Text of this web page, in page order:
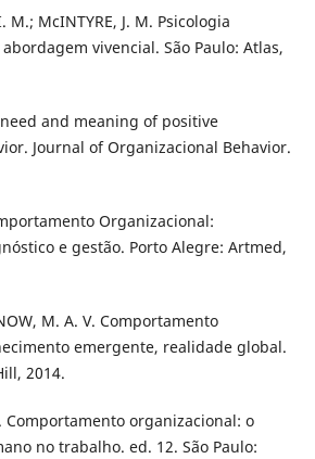
M.; McINTYRE, J. M. Psicologia
vivencial. São Paulo: Atlas,
need and meaning of positive
Journal of Organizacional Behavior.
Organizacional:
e gestão. Porto Alegre: Artmed,
M. A. V. Comportamento
emergente, realidade global.
2014.
Comportamento organizacional: o
no trabalho. ed. 12. São Paulo: